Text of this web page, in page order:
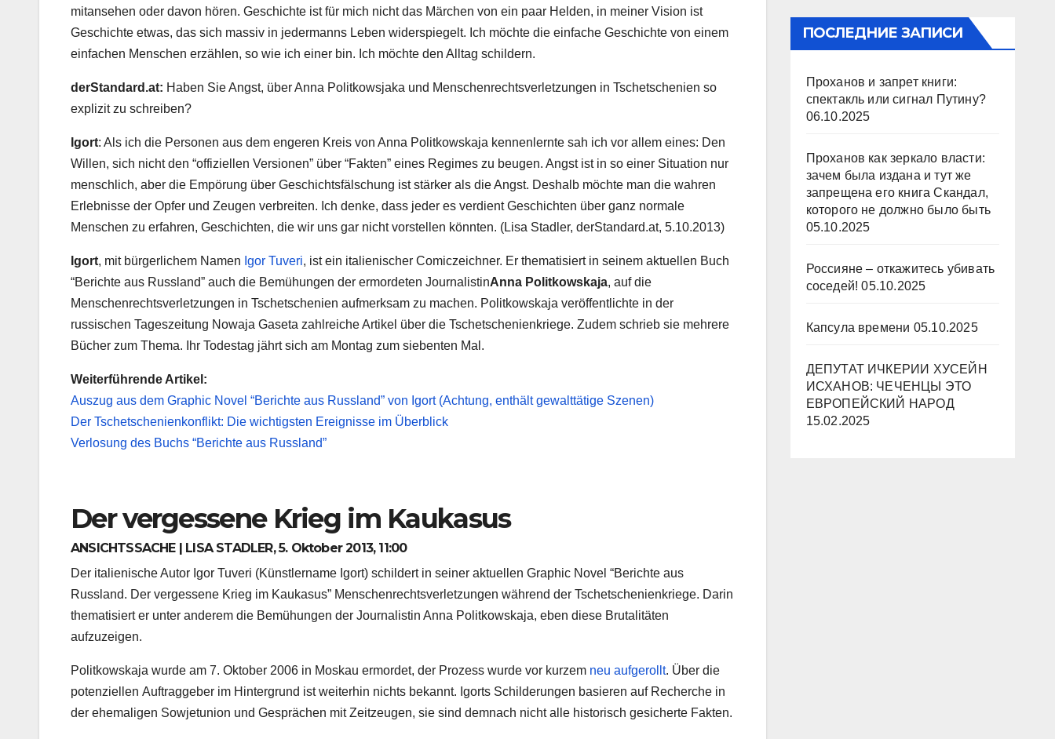
mitansehen oder davon hören. Geschichte ist für mich nicht das Märchen von ein paar Helden, in meiner Vision ist
Geschichte etwas, das sich massiv in jedermanns Leben widerspiegelt. Ich möchte die einfache Geschichte von einem
einfachen Menschen erzählen, so wie ich einer bin. Ich möchte den Alltag schildern.
derStandard.at: Haben Sie Angst, über Anna Politkowsjaka und Menschenrechtsverletzungen in Tschetschenien so
explizit zu schreiben?
Igort: Als ich die Personen aus dem engeren Kreis von Anna Politkowskaja kennenlernte sah ich vor allem eines: Den
Willen, sich nicht den “offiziellen Versionen” über “Fakten” eines Regimes zu beugen. Angst ist in so einer Situation nur
menschlich, aber die Empörung über Geschichtsfälschung ist stärker als die Angst. Deshalb möchte man die wahren
Erlebnisse der Opfer und Zeugen verbreiten. Ich denke, dass jeder es verdient Geschichten über ganz normale
Menschen zu erfahren, Geschichten, die wir uns gar nicht vorstellen könnten. (Lisa Stadler, derStandard.at, 5.10.2013)
Igort, mit bürgerlichem Namen Igor Tuveri, ist ein italienischer Comiczeichner. Er thematisiert in seinem aktuellen Buch
“Berichte aus Russland” auch die Bemühungen der ermordeten JournalistinAnna Politkowskaja, auf die
Menschenrechtsverletzungen in Tschetschenien aufmerksam zu machen. Politkowskaja veröffentlichte in der
russischen Tageszeitung Nowaja Gaseta zahlreiche Artikel über die Tschetschenienkriege. Zudem schrieb sie mehrere
Bücher zum Thema. Ihr Todestag jährt sich am Montag zum siebenten Mal.
Weiterführende Artikel:
Auszug aus dem Graphic Novel “Berichte aus Russland” von Igort (Achtung, enthält gewalttätige Szenen)
Der Tschetschenienkonflikt: Die wichtigsten Ereignisse im Überblick
Verlosung des Buchs “Berichte aus Russland”
Der vergessene Krieg im Kaukasus
ANSICHTSSACHE | LISA STADLER, 5. Oktober 2013, 11:00
Der italienische Autor Igor Tuveri (Künstlername Igort) schildert in seiner aktuellen Graphic Novel “Berichte aus
Russland. Der vergessene Krieg im Kaukasus” Menschenrechtsverletzungen während der Tschetschenienkriege. Darin
thematisiert er unter anderem die Bemühungen der Journalistin Anna Politkowskaja, eben diese Brutalitäten
aufzuzeigen.
Politkowskaja wurde am 7. Oktober 2006 in Moskau ermordet, der Prozess wurde vor kurzem neu aufgerollt. Über die
potenziellen Auftraggeber im Hintergrund ist weiterhin nichts bekannt. Igorts Schilderungen basieren auf Recherche in
der ehemaligen Sowjetunion und Gesprächen mit Zeitzeugen, sie sind demnach nicht alle historisch gesicherte Fakten.
ПОСЛЕДНИЕ ЗАПИСИ
Проханов и запрет книги:
спектакль или сигнал Путину?
06.10.2025
Проханов как зеркало власти:
зачем была издана и тут же
запрещена его книга Скандал,
которого не должно было быть
05.10.2025
Россияне – откажитесь убивать
соседей! 05.10.2025
Капсула времени 05.10.2025
ДЕПУТАТ ИЧКЕРИИ ХУСЕЙН
ИСХАНОВ: ЧЕЧЕНЦЫ ЭТО
ЕВРОПЕЙСКИЙ НАРОД
15.02.2025